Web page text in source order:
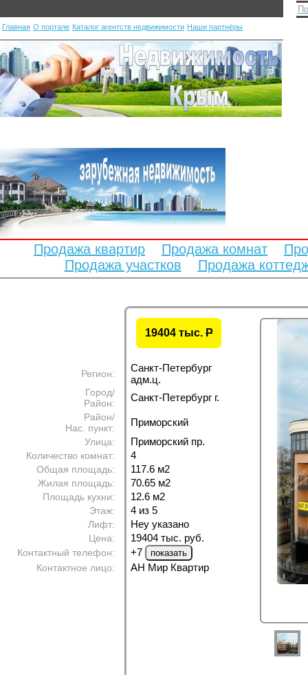
Главная О портале Каталог агентств недвижимости Наши партнёры
Продажа квартир Продажа комнат
Продажа участков
Продажа
19404 тыс. P
Регион:
Санкт-Петербург
адм.ц.
Город/
Район:
Санкт-Петербург г.
Район/
Нас. пункт:
Приморский
Улица: Приморский пр.
Количество комнат: 4
Общая площадь: 117.6 м2
Жилая площадь: 70.65 м2
Площадь кухни: 12.6 м2
Этаж: 4 из 5
Лифт: Неу указано
Цена: 19404 тыс. руб.
Контактный телефон: +7
Контактное лицо: АН Мир Квартир